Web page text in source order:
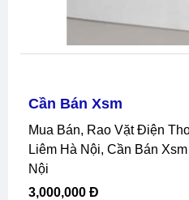
Cần Bán Xsm
Mua Bán, Rao Vặt Điện Thoại Iphone Cũ Bắc Từ
Liêm Hà Nội, Cần Bán
Nội
3,000,000 Đ